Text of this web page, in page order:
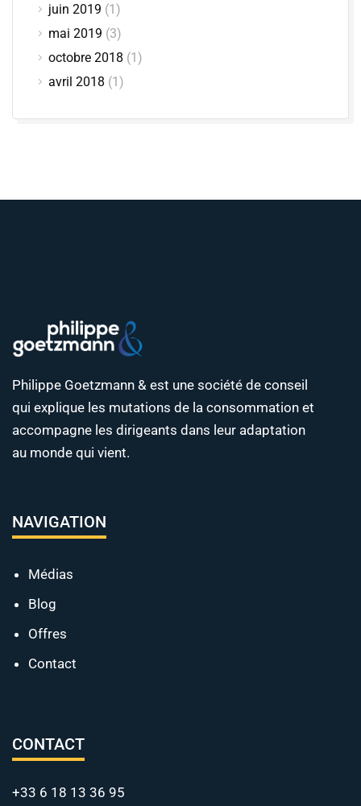
juin 2019 (1)
mai 2019 (3)
octobre 2018 (1)
avril 2018 (1)
Philippe Goetzmann & est une société de conseil
qui explique les mutations de la consommation et
accompagne les dirigeants dans leur adaptation
au monde qui vient.
NAVIGATION
Médias
Blog
Offres
Contact
CONTACT
+33 6 18 13 36 95